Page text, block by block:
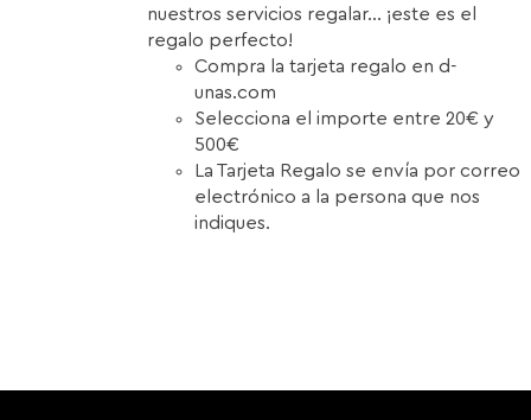
nuestros servicios regalar... ¡este es el
regalo perfecto!
Compra la tarjeta regalo en d-
unas.com
Selecciona el importe entre 20€ y
500€
La Tarjeta Regalo se envía por correo
electrónico a la persona que nos
indiques.